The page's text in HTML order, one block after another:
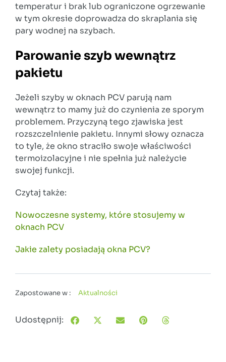
temperatur i brak lub ograniczone ogrzewanie
w tym okresie doprowadza do skraplania się
pary wodnej na szybach.
Parowanie szyb wewnątrz
pakietu
Jeżeli szyby w oknach PCV parują nam
wewnątrz to mamy już do czynienia ze sporym
problemem. Przyczyną tego zjawiska jest
rozszczelnienie pakietu. Innymi słowy oznacza
to tyle, że okno straciło swoje właściwości
termoizolacyjne i nie spełnia już należycie
swojej funkcji.
Czytaj także:
Nowoczesne systemy, które stosujemy w
oknach PCV
Jakie zalety posiadają okna PCV?
Zapostowane w : Aktualności
Udostępnij: